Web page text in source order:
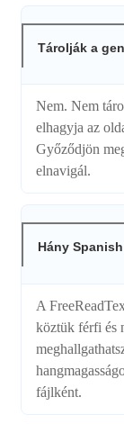
Tárolják a
Nem. Nem
elhagyja az
Győződjön
elnavigál.
Hány
A
köztük férfi és
fájlként.